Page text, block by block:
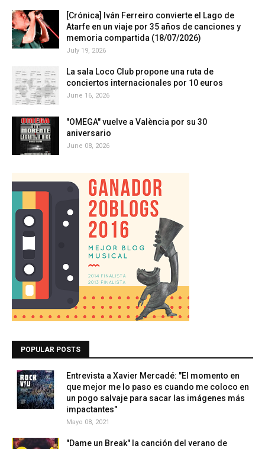
[Crónica] Iván Ferreiro convierte el Lago de
Atarfe en un viaje por 35 años de canciones y
memoria compartida (18/07/2026)
July 19, 2026
La sala Loco Club propone una ruta de
conciertos internacionales por 10 euros
June 16, 2026
"OMEGA" vuelve a València por su 30
aniversario
June 08, 2026
POPULAR POSTS
Entrevista a Xavier Mercadé: "El momento en
que mejor me lo paso es cuando me coloco en
un pogo salvaje para sacar las imágenes más
impactantes"
Mayo 08, 2021
"Dame un Break" la canción del verano de